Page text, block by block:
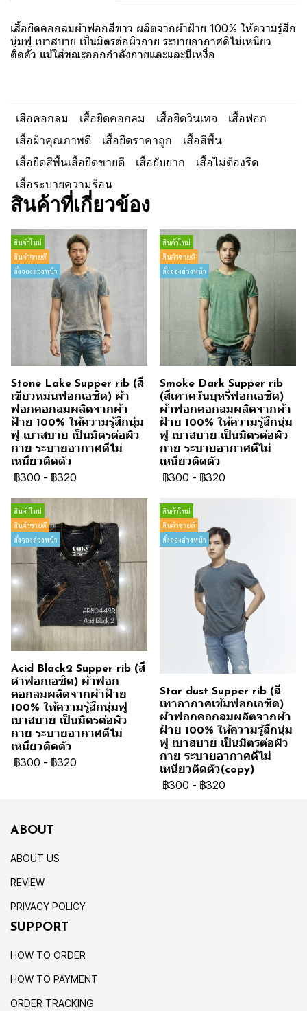
เสื้อยืดคอกลมผ้าฟอกสีขาว ผลิตจากผ้าฝ้าย 100% ให้ความรู้สึก
นุ่มฟู เบาสบาย เป็นมิตรต่อผิวกาย ระบายอากาศดีไม่เหนียว
ติดตัว แม้ใส่ขณะออกกำลังกายและและมีเหงื่อ
เสือคอกลม เสื้อยืดคอกลม เสื้อยืดวินเทจ
เสื้อฟอก
เสื้อผ้าคุณภาพดี
เสื้อยืดราคาถูก
เสื้อสีพื้น
เสื้อยืดสีพื้นเสื้อยืดขายดี
เสื้อยับยาก
เสื้อไม่ต้องรีด
เสื้อระบายความร้อน
สินค้าที่เกี่ยวข้อง
สินค้าใหม่
สินค้าขายดี
สั่งจองล่วงหน้า
Stone Lake Supper rib (สี
เขียวหม่นฟอกเอซิด) ผ้า
ฟอกคอกลมผลิตจากผ้า
ฝ้าย 100% ให้ความรู้สึกนุ่ม
ฟู เบาสบาย เป็นมิตรต่อผิว
กาย ระบายอากาศดีไม่
เหนียวติดตัว
฿300 - ฿320
สินค้าใหม่
สินค้าขายดี
สั่งจองล่วงหน้า
Smoke Dark Supper rib
(สีเทาควันบุหรี่ฟอกเอซิด)
ผ้าฟอกคอกลมผลิตจากผ้า
ฝ้าย 100% ให้ความรู้สึกนุ่ม
ฟู เบาสบาย เป็นมิตรต่อผิว
กาย ระบายอากาศดีไม่
เหนียวติดตัว
฿300 - ฿320
สินค้าใหม่
สินค้าขายดี
สั่งจองล่วงหน้า
Acid Black2 Supper rib (สี
ดำฟอกเอซิด) ผ้าฟอก
คอกลมผลิตจากผ้าฝ้าย
100% ให้ความรู้สึกนุ่มฟู
เบาสบาย เป็นมิตรต่อผิว
กาย ระบายอากาศดีไม่
เหนียวติดตัว
฿300 - ฿320
สินค้าใหม่
สินค้าขายดี
สั่งจองล่วงหน้า
Star dust Supper rib (สี
เทาอากาศเข้มฟอกเอซิด)
ผ้าฟอกคอกลมผลิตจากผ้า
ฝ้าย 100% ให้ความรู้สึกนุ่ม
ฟู เบาสบาย เป็นมิตรต่อผิว
กาย ระบายอากาศดีไม่
เหนียวติดตัว(copy)
฿300 - ฿320
ABOUT
ABOUT US
REVIEW
PRIVACY POLICY
SUPPORT
HOW TO ORDER
HOW TO PAYMENT
ORDER TRACKING